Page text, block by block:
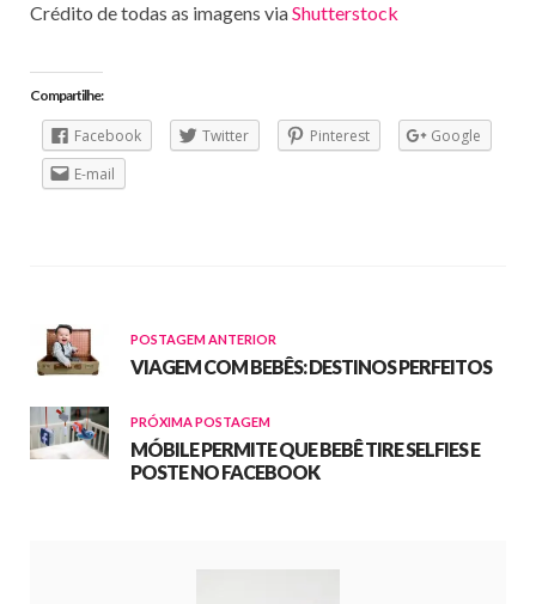
Crédito de todas as imagens viaShutterstock
Compartilhe:
Facebook Twitter Pinterest
Google
E-mail
POSTAGEM ANTERIOR
VIAGEM COM BEBÊS: DESTINOS PERFEITOS
PRÓXIMA POSTAGEM
MÓBILE PERMITE QUE BEBÊ TIRE SELFIES E
POSTE NO FACEBOOK